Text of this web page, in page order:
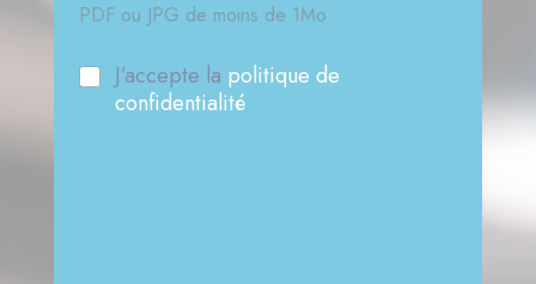
PDF ou JPG de moins de 1Mo
R
J’accepte la politique de
confidentialité